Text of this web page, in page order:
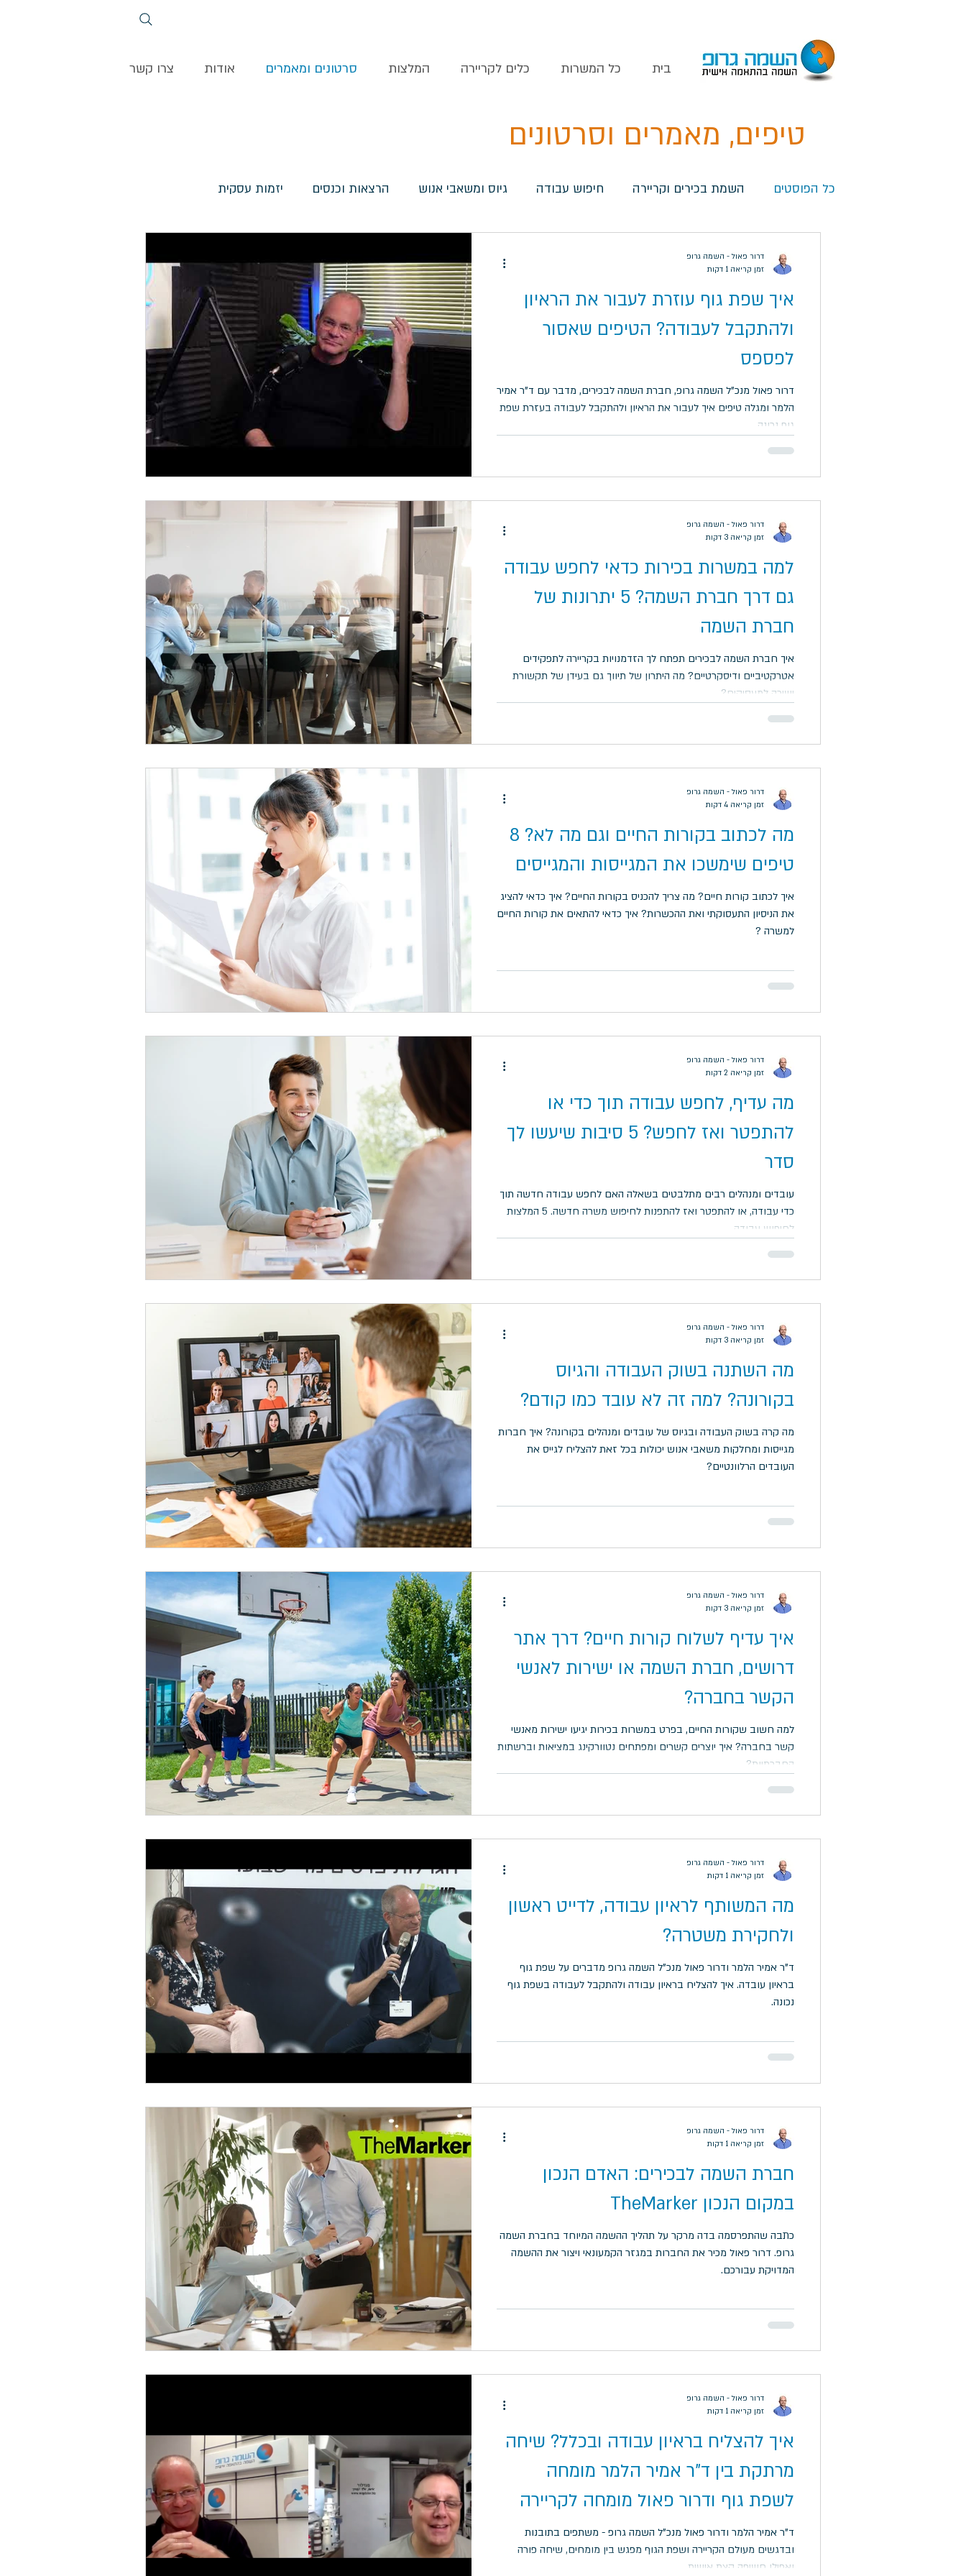
בית כל המשרות כלים לקריירה המלצות סרטונים ומאמרים אודות צרו קשר
טיפים, מאמרים וסרטונים
כל הפוסטים השמת בכירים וקריירה חיפוש עבודה גיוס ומשאבי אנוש הרצאות וכנסים יזמות עסקית
איך שפת גוף עוזרת לעבור את הראיון
ולהתקבל לעבודה? הטיפים שאסור
לפספס
דרור פאול מנכ"ל השמה גרופ, חברת השמה לבכירים, מדבר עם ד"ר אמיר
הלמר ומגלה טיפים איך לעבור את הראיון ולהתקבל לעבודה בעזרת שפת
גוף נכונה.
דרור פאול - השמה גרופ
זמן קריאה 1 דקות
למה במשרות בכירות כדאי לחפש עבודה
גם דרך חברת השמה? 5 יתרונות של
חברת השמה
איך חברת השמה לבכירים תפתח לך הזדמנויות בקריירה לתפקידים
אטרקטיביים ודיסקרטיים? מה היתרון של תיווך גם בעידן של תקשורת
ישירה למעסיקים?
דרור פאול - השמה גרופ
זמן קריאה 3 דקות
מה לכתוב בקורות החיים וגם מה לא? 8
טיפים שימשכו את המגייסות והמגייסים
איך לכתוב קורות חיים? מה צריך להכניס בקורות החיים? איך כדאי להציג
את הניסיון התעסוקתי ואת ההכשרות? איך כדאי להתאים את קורות החיים
למשרה ?
דרור פאול - השמה גרופ
זמן קריאה 4 דקות
מה עדיף, לחפש עבודה תוך כדי או
להתפטר ואז לחפש? 5 סיבות שיעשו לך
סדר
עובדים ומנהלים רבים מתלבטים בשאלה האם לחפש עבודה חדשה תוך
כדי עבודה, או להתפטר ואז להתפנות לחיפוש משרה חדשה. 5 המלצות
לחיפוש עבודה.
דרור פאול - השמה גרופ
זמן קריאה 2 דקות
מה השתנה בשוק העבודה והגיוס
בקורונה? למה זה לא עובד כמו קודם?
מה קרה בשוק העבודה ובגיוס של עובדים ומנהלים בקורונה? איך חברות
מגייסות ומחלקות משאבי אנוש יכולות בכל זאת להצליח לגייס את
העובדים הרלוונטיים?
דרור פאול - השמה גרופ
זמן קריאה 3 דקות
איך עדיף לשלוח קורות חיים? דרך אתר
דרושים, חברת השמה או ישירות לאנשי
הקשר בחברה?
למה חשוב שקורות החיים, בפרט במשרות בכירות יגיעו ישירות מאנשי
קשר בחברה? איך יוצרים קשרים ומפתחים נטוורקינג במציאות וברשתות
החברתיות?
דרור פאול - השמה גרופ
זמן קריאה 3 דקות
מה המשותף לראיון עבודה, לדייט ראשון
ולחקירת משטרה?
ד"ר אמיר הלמר ודרור פאול מנכ"ל השמה גרופ מדברים על שפת גוף
בראיון עובדה. איך להצליח בראיון עבודה ולהתקבל לעבודה בשפת גוף
נכונה.
דרור פאול - השמה גרופ
זמן קריאה 1 דקות
חברת השמה לבכירים: האדם הנכון
במקום הנכון TheMarker
כתבה שהתפרסמה בדה מרקר על תהליך ההשמה המיוחד בחברת השמה
גרופ. דרור פאול מכיר את החברות במגזר הקמעונאי ויצור את ההשמה
המדויקת עבורכם.
דרור פאול - השמה גרופ
זמן קריאה 1 דקות
איך להצליח בראיון עבודה ובכלל? שיחה
מרתקת בין ד"ר אמיר הלמר מומחה
לשפת גוף ודרור פאול מומחה לקריירה
ד"ר אמיר הלמר ודרור פאול מנכ"ל השמה גרופ - משתפים בתובנות
ובדגשים מעולם הקריירה ושפת הגוף מפגש בין מומחים, שיחה פורה
ואפילו חשיפה קצת אישית
דרור פאול - השמה גרופ
זמן קריאה 1 דקות